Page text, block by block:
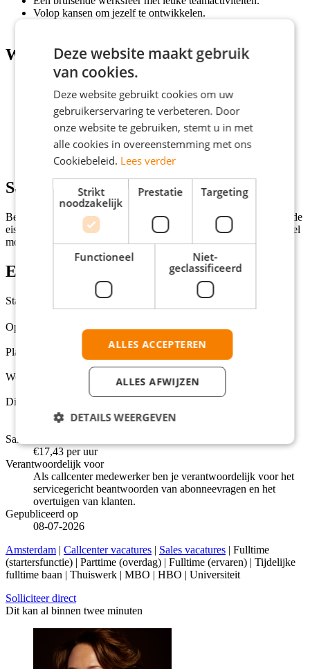
Volop kansen om jezelf te ontwikkelen.
Wat wij vragen
Je bent een kei in communiceren en luisteren;
Je bent servicegericht en empathisch;
Je ziet en benut verkoopkansen;
Je bent handig met systemen en leert snel;
Je spreekt en schrijft uitstekend Nederlands;
Je bent direct beschikbaar.
Solliciteren
Ben jij de perfecte kandidaat voor deze vacature en voldoe je aan de
eisen? Klik dan op de knop 'Solliciteer direct!' en we nemen zo snel
mogelijk contact met je op!
Extra informatie
Status
Opleidingsniveaus
MBO, HBO, Universiteit
Plaats
Werkuren per week
Dienstverbanden
Fulltime (startersfunctie), Parttime (overdag), Fulltime
(ervaren), Tijdelijke fulltime baan, Thuiswerk
Salarisindicatie
€17,43 per uur
Verantwoordelijk voor
Als callcenter medewerker ben je verantwoordelijk voor het
servicegericht beantwoorden van abonneevragen en het
overtuigen van klanten.
Gepubliceerd op
08-07-2026
Amsterdam | Callcenter vacatures | Sales vacatures | Fulltime
(startersfunctie) | Parttime (overdag) | Fulltime (ervaren) | Tijdelijke
fulltime baan | Thuiswerk | MBO | HBO | Universiteit
Solliciteer direct
Dit kan al binnen twee minuten
Deze website maakt gebruik
van cookies.
Deze website gebruikt cookies om uw
gebruikerservaring te verbeteren. Door
onze website te gebruiken, stemt u in met
alle cookies in overeenstemming met ons
Cookiebeleid. Lees verder
Strikt
noodzakelijk
Prestatie Targeting
Functioneel
Niet-
geclassificeerd
ALLES ACCEPTEREN
ALLES AFWIJZEN
DETAILS WEERGEVEN